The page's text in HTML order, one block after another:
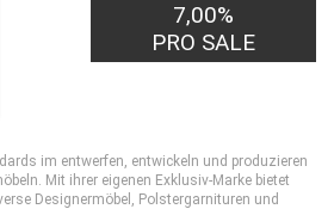
7,00%
PRO SALE
im entwerfen, entwickeln und produzieren
Mit ihrer eigenen Exklusiv-Marke bietet
Designermöbel, Polstergarnituren und